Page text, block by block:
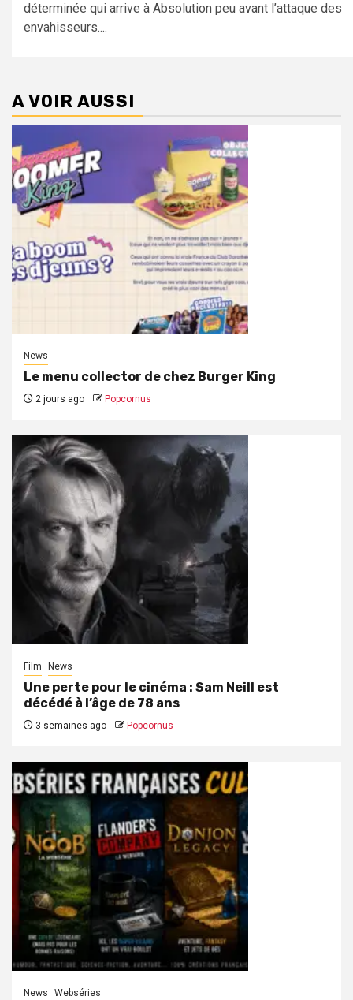
déterminée qui arrive à Absolution peu avant l’attaque des
envahisseurs....
A VOIR AUSSI
News
Le menu collector de chez Burger King
2 jours ago Popcornus
Film News
Une perte pour le cinéma : Sam Neill est
décédé à l’âge de 78 ans
3 semaines ago Popcornus
News Webséries